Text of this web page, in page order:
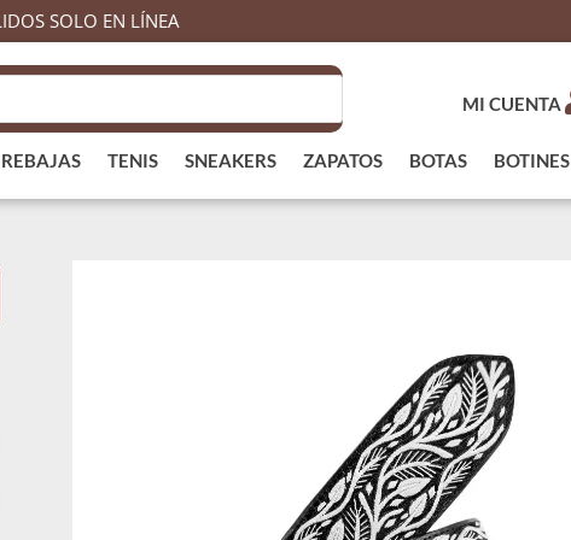
SOLO EN LÍNEA
MI CUENTA
REBAJAS TENIS SNEAKERS ZAPATOS BOTAS BOTINES